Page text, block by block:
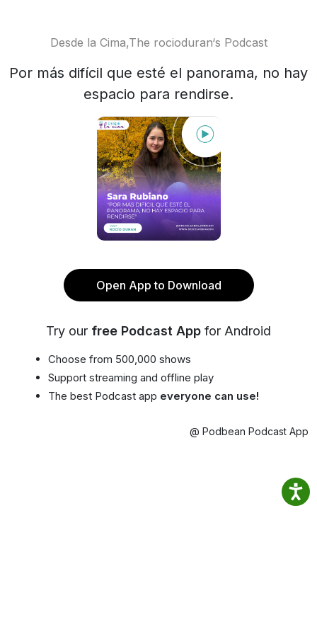
Desde la Cima,The rocioduran‘s Podcast
Por más difícil que esté el panorama, no hay
espacio para rendirse.
Open App to Download
Try our free Podcast App for Android
Choose from 500,000 shows
Support streaming and offline play
The best Podcast app everyone can use!
@ Podbean Podcast App